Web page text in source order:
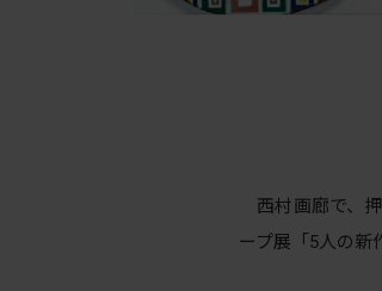
西村画廊で、
ープ展「5人の新